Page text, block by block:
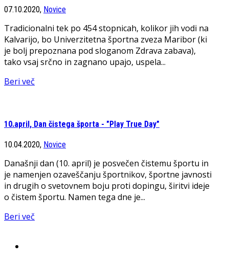
07.10.2020, Novice
Tradicionalni tek po 454 stopnicah, kolikor jih vodi na
Kalvarijo, bo Univerzitetna športna zveza Maribor (ki
je bolj prepoznana pod sloganom Zdrava zabava),
tako vsaj srčno in zagnano upajo, uspela...
Beri več
10.april, Dan čistega športa - "Play True Day"
10.04.2020, Novice
Današnji dan (10. april) je posvečen čistemu športu in
je namenjen ozaveščanju športnikov, športne javnosti
in drugih o svetovnem boju proti dopingu, širitvi ideje
o čistem športu. Namen tega dne je...
Beri več